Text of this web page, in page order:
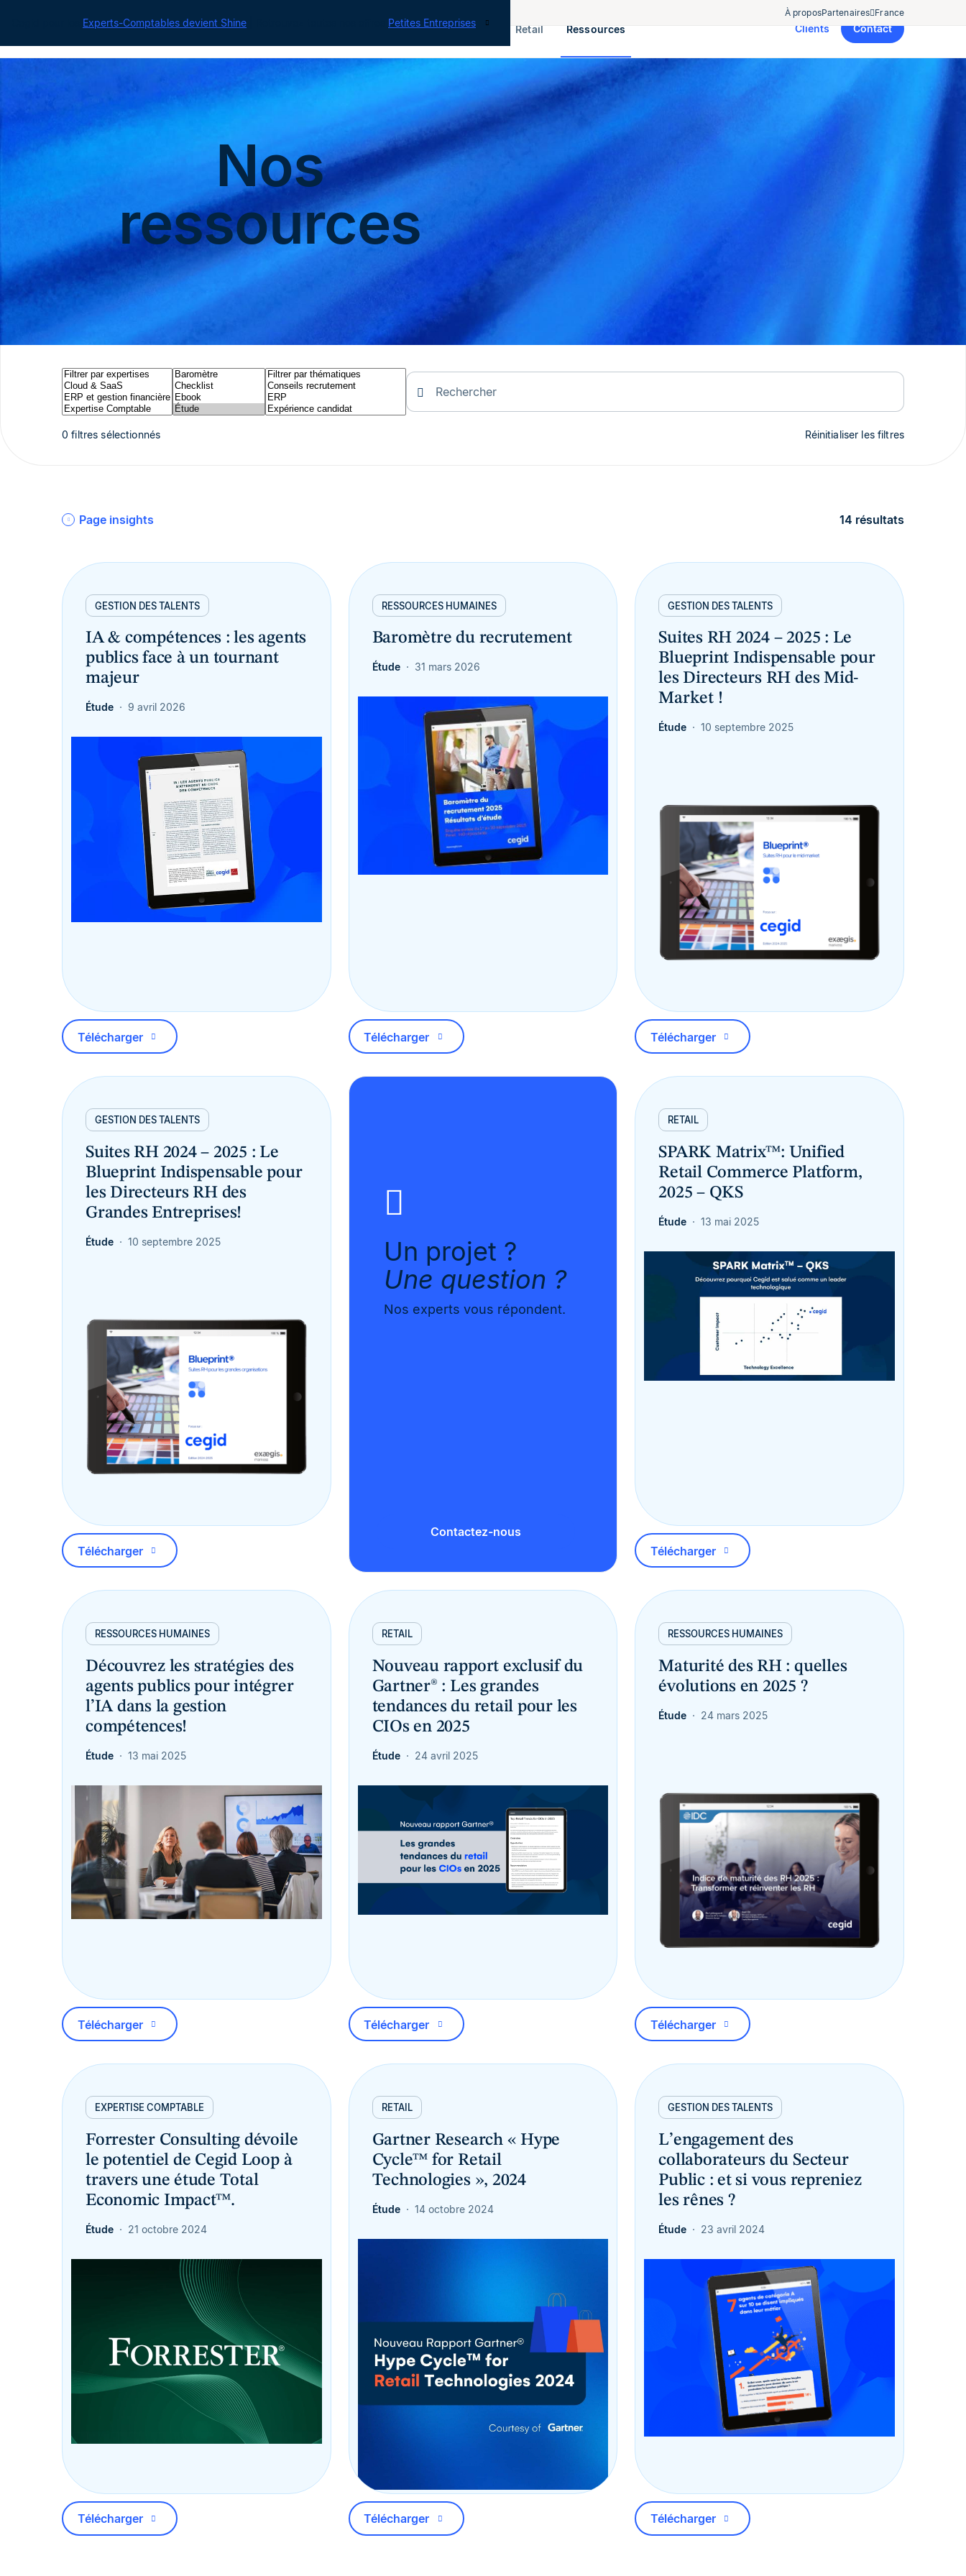
Experts-Comptables devient Shine Petites Entreprises
À proposPartenaires France
ERP Finance Retail Ressources Clients Contact
Nos
ressources
0 filtres sélectionnés Réinitialiser les filtres
Page insights 14 résultats
GESTION DES TALENTS
IA & compétences : les agents
publics face à un tournant
majeur
Étude 9 avril 2026
Télécharger
RESSOURCES HUMAINES
Baromètre du recrutement
Étude 31 mars 2026
Télécharger
GESTION DES TALENTS
Suites RH 2024 – 2025 : Le
Blueprint Indispensable pour
les Directeurs RH des Mid-
Market !
Étude 10 septembre 2025
Télécharger
GESTION DES TALENTS
Suites RH 2024 – 2025 : Le
Blueprint Indispensable pour
les Directeurs RH des
Grandes Entreprises!
Étude 10 septembre 2025
Télécharger
Un projet ?
Une question ?
Nos experts vous répondent.
Contactez-nous
RETAIL
SPARK Matrix™: Unified
Retail Commerce Platform,
2025 – QKS
Étude 13 mai 2025
Télécharger
RESSOURCES HUMAINES
Découvrez les stratégies des
agents publics pour intégrer
l’IA dans la gestion
compétences!
Étude 13 mai 2025
Télécharger
RETAIL
Nouveau rapport exclusif du
Gartner® : Les grandes
tendances du retail pour les
CIOs en 2025
Étude 24 avril 2025
Télécharger
RESSOURCES HUMAINES
Maturité des RH : quelles
évolutions en 2025 ?
Étude 24 mars 2025
Télécharger
EXPERTISE COMPTABLE
Forrester Consulting dévoile
le potentiel de Cegid Loop à
travers une étude Total
Economic Impact™.
Étude 21 octobre 2024
Télécharger
RETAIL
Gartner Research « Hype
Cycle™ for Retail
Technologies », 2024
Étude 14 octobre 2024
Télécharger
GESTION DES TALENTS
L’engagement des
collaborateurs du Secteur
Public : et si vous repreniez
les rênes ?
Étude 23 avril 2024
Télécharger